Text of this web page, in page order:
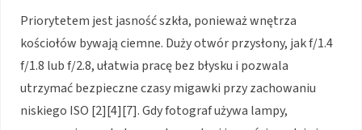
Priorytetem jest jasność szkła, ponieważ wnętrza
kościołów bywają ciemne. Duży otwór przysłony, jak f/1.4
f/1.8 lub f/2.8, ułatwia pracę bez błysku i pozwala
utrzymać bezpieczne czasy migawki przy zachowaniu
niskiego ISO [2][4][7]. Gdy fotograf używa lampy,